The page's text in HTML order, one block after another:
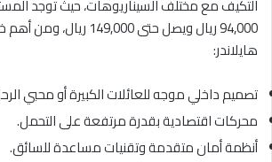
التكيف مع مختلف السيناريوهات، حيث توجد
94,000 ريال ويصل حتى 149,000
هايلاندر:
تصميم داخلي موجه للعائلات الكبيرة أو محبي
محركات اقتصادية بقدرة مرتفعة على التحمل.
أنظمة أمان متقدمة وتقنيات مساعدة للسائق.